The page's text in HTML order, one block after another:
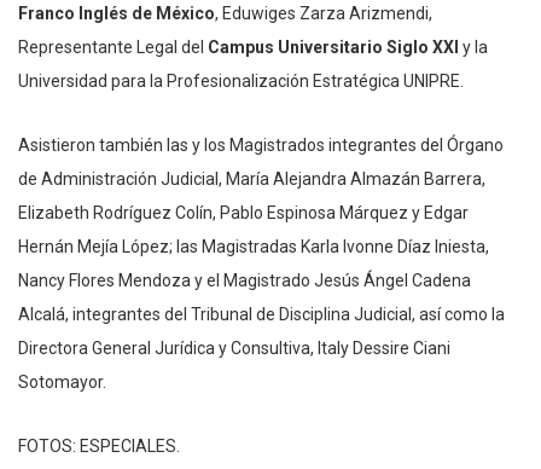
Franco Inglés de México, Eduwiges Zarza Arizmendi,
Representante Legal del Campus Universitario Siglo XXI y la
Universidad para la Profesionalización Estratégica UNIPRE.
Asistieron también las y los Magistrados integrantes del Órgano
de Administración Judicial, María Alejandra Almazán Barrera,
Elizabeth Rodríguez Colín, Pablo Espinosa Márquez y Edgar
Hernán Mejía López; las Magistradas Karla Ivonne Díaz Iniesta,
Nancy Flores Mendoza y el Magistrado Jesús Ángel Cadena
Alcalá, integrantes del Tribunal de Disciplina Judicial, así como la
Directora General Jurídica y Consultiva, Italy Dessire Ciani
Sotomayor.
FOTOS: ESPECIALES.